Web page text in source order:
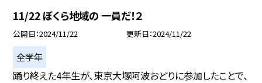
11/22 ぼくら地域の 一員だ！２
公開日 2024/11/22 更新日 2024/11/22
全学年
踊り終えた4年生が、東京大塚阿波おどりに参加したことで、